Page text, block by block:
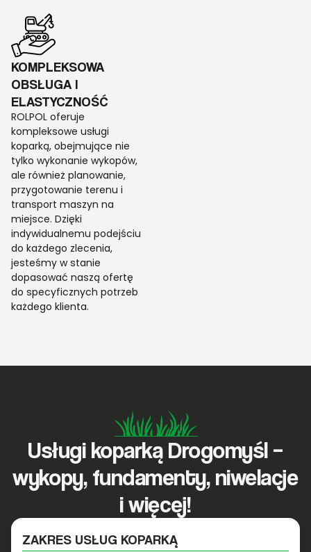
KOMPLEKSOWA
OBSŁUGA I
ELASTYCZNOŚĆ
ROLPOL oferuje
kompleksowe usługi
koparką, obejmujące nie
tylko wykonanie wykopów,
ale również planowanie,
przygotowanie terenu i
transport maszyn na
miejsce. Dzięki
indywidualnemu podejściu
do każdego zlecenia,
jesteśmy w stanie
dopasować naszą ofertę
do specyficznych potrzeb
każdego klienta.
Usługi koparką Drogomyśl –
wykopy, fundamenty, niwelacje
i więcej!
ZAKRES USŁUG KOPARKĄ